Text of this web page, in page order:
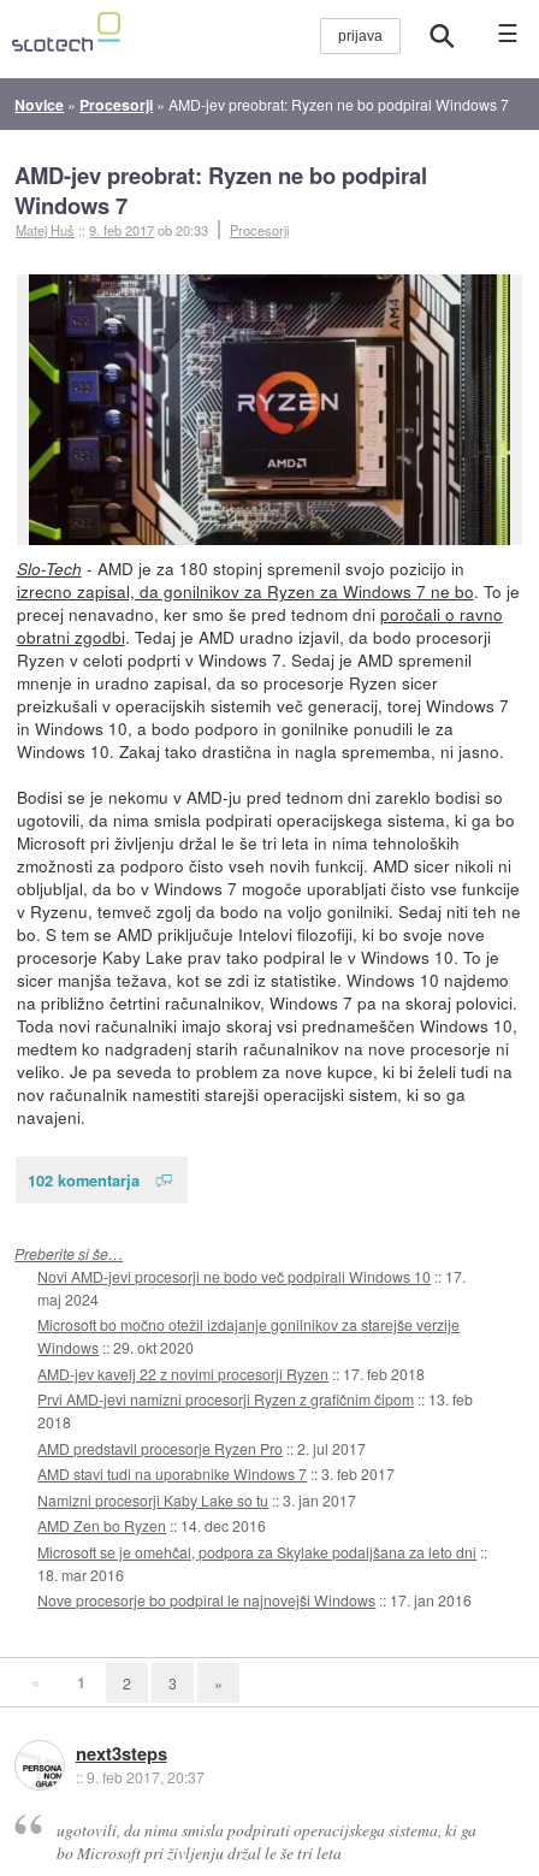
☰
Novice » Procesorji »AMD-jev preobrat: Ryzen ne bo podpiral Windows 7
AMD-jev preobrat: Ryzen ne bo podpiral
Windows 7
Matej Huš ::9. feb 2017ob 20:33 Procesorji
Slo-Tech - AMD je za 180 stopinj spremenil svojo pozicijo in
izrecno zapisal, da gonilnikov za Ryzen za Windows 7 ne bo. To je
precej nenavadno, ker smo še pred tednom dni poročali o ravno
obratni zgodbi. Tedaj je AMD uradno izjavil, da bodo procesorji
Ryzen v celoti podprti v Windows 7. Sedaj je AMD spremenil
mnenje in uradno zapisal, da so procesorje Ryzen sicer
preizkušali v operacijskih sistemih več generacij, torej Windows 7
in Windows 10, a bodo podporo in gonilnike ponudili le za
Windows 10. Zakaj tako drastična in nagla sprememba, ni jasno.
Bodisi se je nekomu v AMD-ju pred tednom dni zareklo bodisi so
ugotovili, da nima smisla podpirati operacijskega sistema, ki ga bo
Microsoft pri življenju držal le še tri leta in nima tehnoloških
zmožnosti za podporo čisto vseh novih funkcij. AMD sicer nikoli ni
obljubljal, da bo v Windows 7 mogoče uporabljati čisto vse funkcije
v Ryzenu, temveč zgolj da bodo na voljo gonilniki. Sedaj niti teh ne
bo. S tem se AMD priključuje Intelovi filozofiji, ki bo svoje nove
procesorje Kaby Lake prav tako podpiral le v Windows 10. To je
sicer manjša težava, kot se zdi iz statistike. Windows 10 najdemo
na približno četrtini računalnikov, Windows 7 pa na skoraj polovici.
Toda novi računalniki imajo skoraj vsi prednameščen Windows 10,
medtem ko nadgradenj starih računalnikov na nove procesorje ni
veliko. Je pa seveda to problem za nove kupce, ki bi želeli tudi na
nov računalnik namestiti starejši operacijski sistem, ki so ga
navajeni.
102 komentarja
Preberite si še…
Novi AMD-jevi procesorji ne bodo več podpirali Windows 10 :: 17.
maj 2024
Microsoft bo močno otežil izdajanje gonilnikov za starejše verzije
Windows ::29. okt 2020
AMD-jev kavelj 22 z novimi procesorji Ryzen :: 17. feb 2018
Prvi AMD-jevi namizni procesorji Ryzen z grafičnim čipom :: 13. feb
2018
AMD predstavil procesorje Ryzen Pro ::2. jul 2017
AMD stavi tudi na uporabnike Windows 7 ::3. feb 2017
Namizni procesorji Kaby Lake so tu ::3. jan 2017
AMD Zen bo Ryzen :: 14. dec 2016
Microsoft se je omehčal, podpora za Skylake podaljšana za leto dni ::
18. mar 2016
Nove procesorje bo podpiral le najnovejši Windows :: 17. jan 2016
« 1 2 3 »
next3steps
::9. feb 2017, 20:37
ugotovili, da nima smisla podpirati operacijskega sistema, ki ga
bo Microsoft pri življenju držal le še tri leta